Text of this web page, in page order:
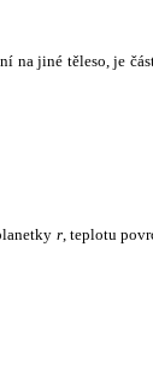
jiné těleso, je
r, teplotu